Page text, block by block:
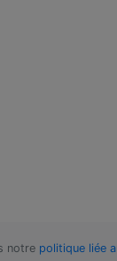
notre politique liée